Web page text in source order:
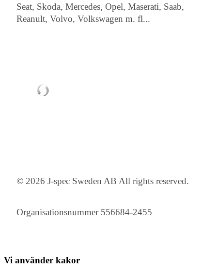
Seat, Skoda, Mercedes, Opel, Maserati, Saab,
Reanult, Volvo, Volkswagen m. fl...
© 2026 J-spec Sweden AB All rights reserved.
Organisationsnummer 556684-2455
Vi använder kakor